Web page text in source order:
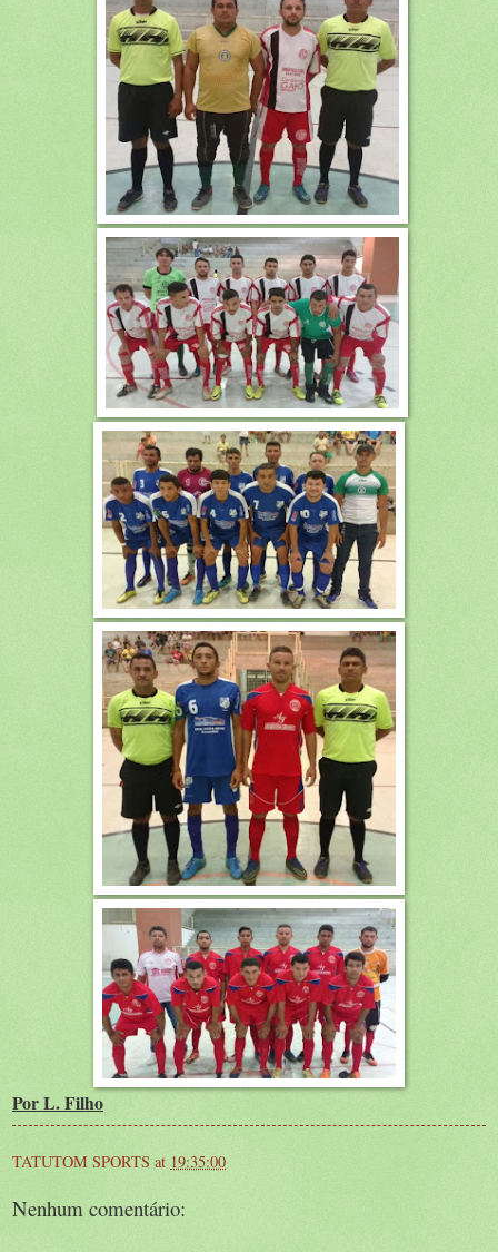
Por L. Filho
TATUTOM SPORTS at 19:35:00
Nenhum comentário: